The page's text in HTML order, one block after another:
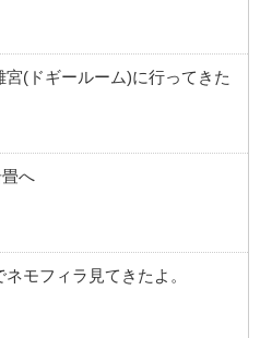
宮(ドギールーム)に行ってきた
へ
モフィラ見てきたよ。